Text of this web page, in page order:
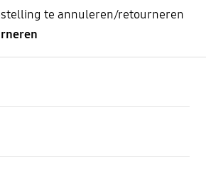
te annuleren/retourneren